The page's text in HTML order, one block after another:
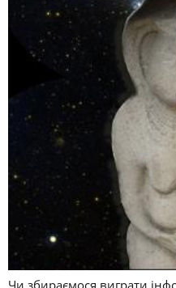
Чи збираємося виграти